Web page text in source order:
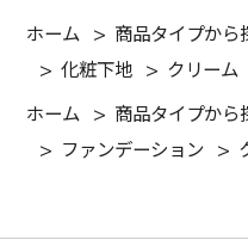
ホーム > 商品タイプから
>化粧下地 > クリーム
ホーム > 商品タイプから
>
ファンデーション >